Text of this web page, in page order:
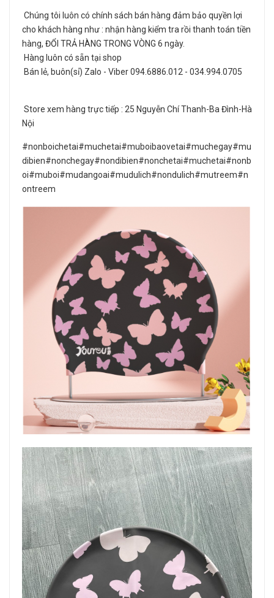
Chúng tôi luôn có chính sách bán hàng đảm bảo quyền lợi
cho khách hàng như : nhận hàng kiểm tra rồi thanh toán tiền
hàng, ĐỔI TRẢ HÀNG TRONG VÒNG 6 ngày.
Hàng luôn có sẵn tại shop
Bán lẻ, buôn(sỉ) Zalo - Viber 094.6886.012 - 034.994.0705
Store xem hàng trực tiếp : 25 Nguyễn Chí Thanh-Ba Đình-Hà
Nội
#nonboichetai#muchetai#muboibaovetai#muchegay#mu
dibien#nonchegay#nondibien#nonchetai#muchetai#nonb
oi#muboi#mudangoai#mudulich#nondulich#mutreem#n
ontreem